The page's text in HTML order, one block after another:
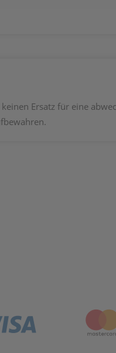
Ersatz für eine